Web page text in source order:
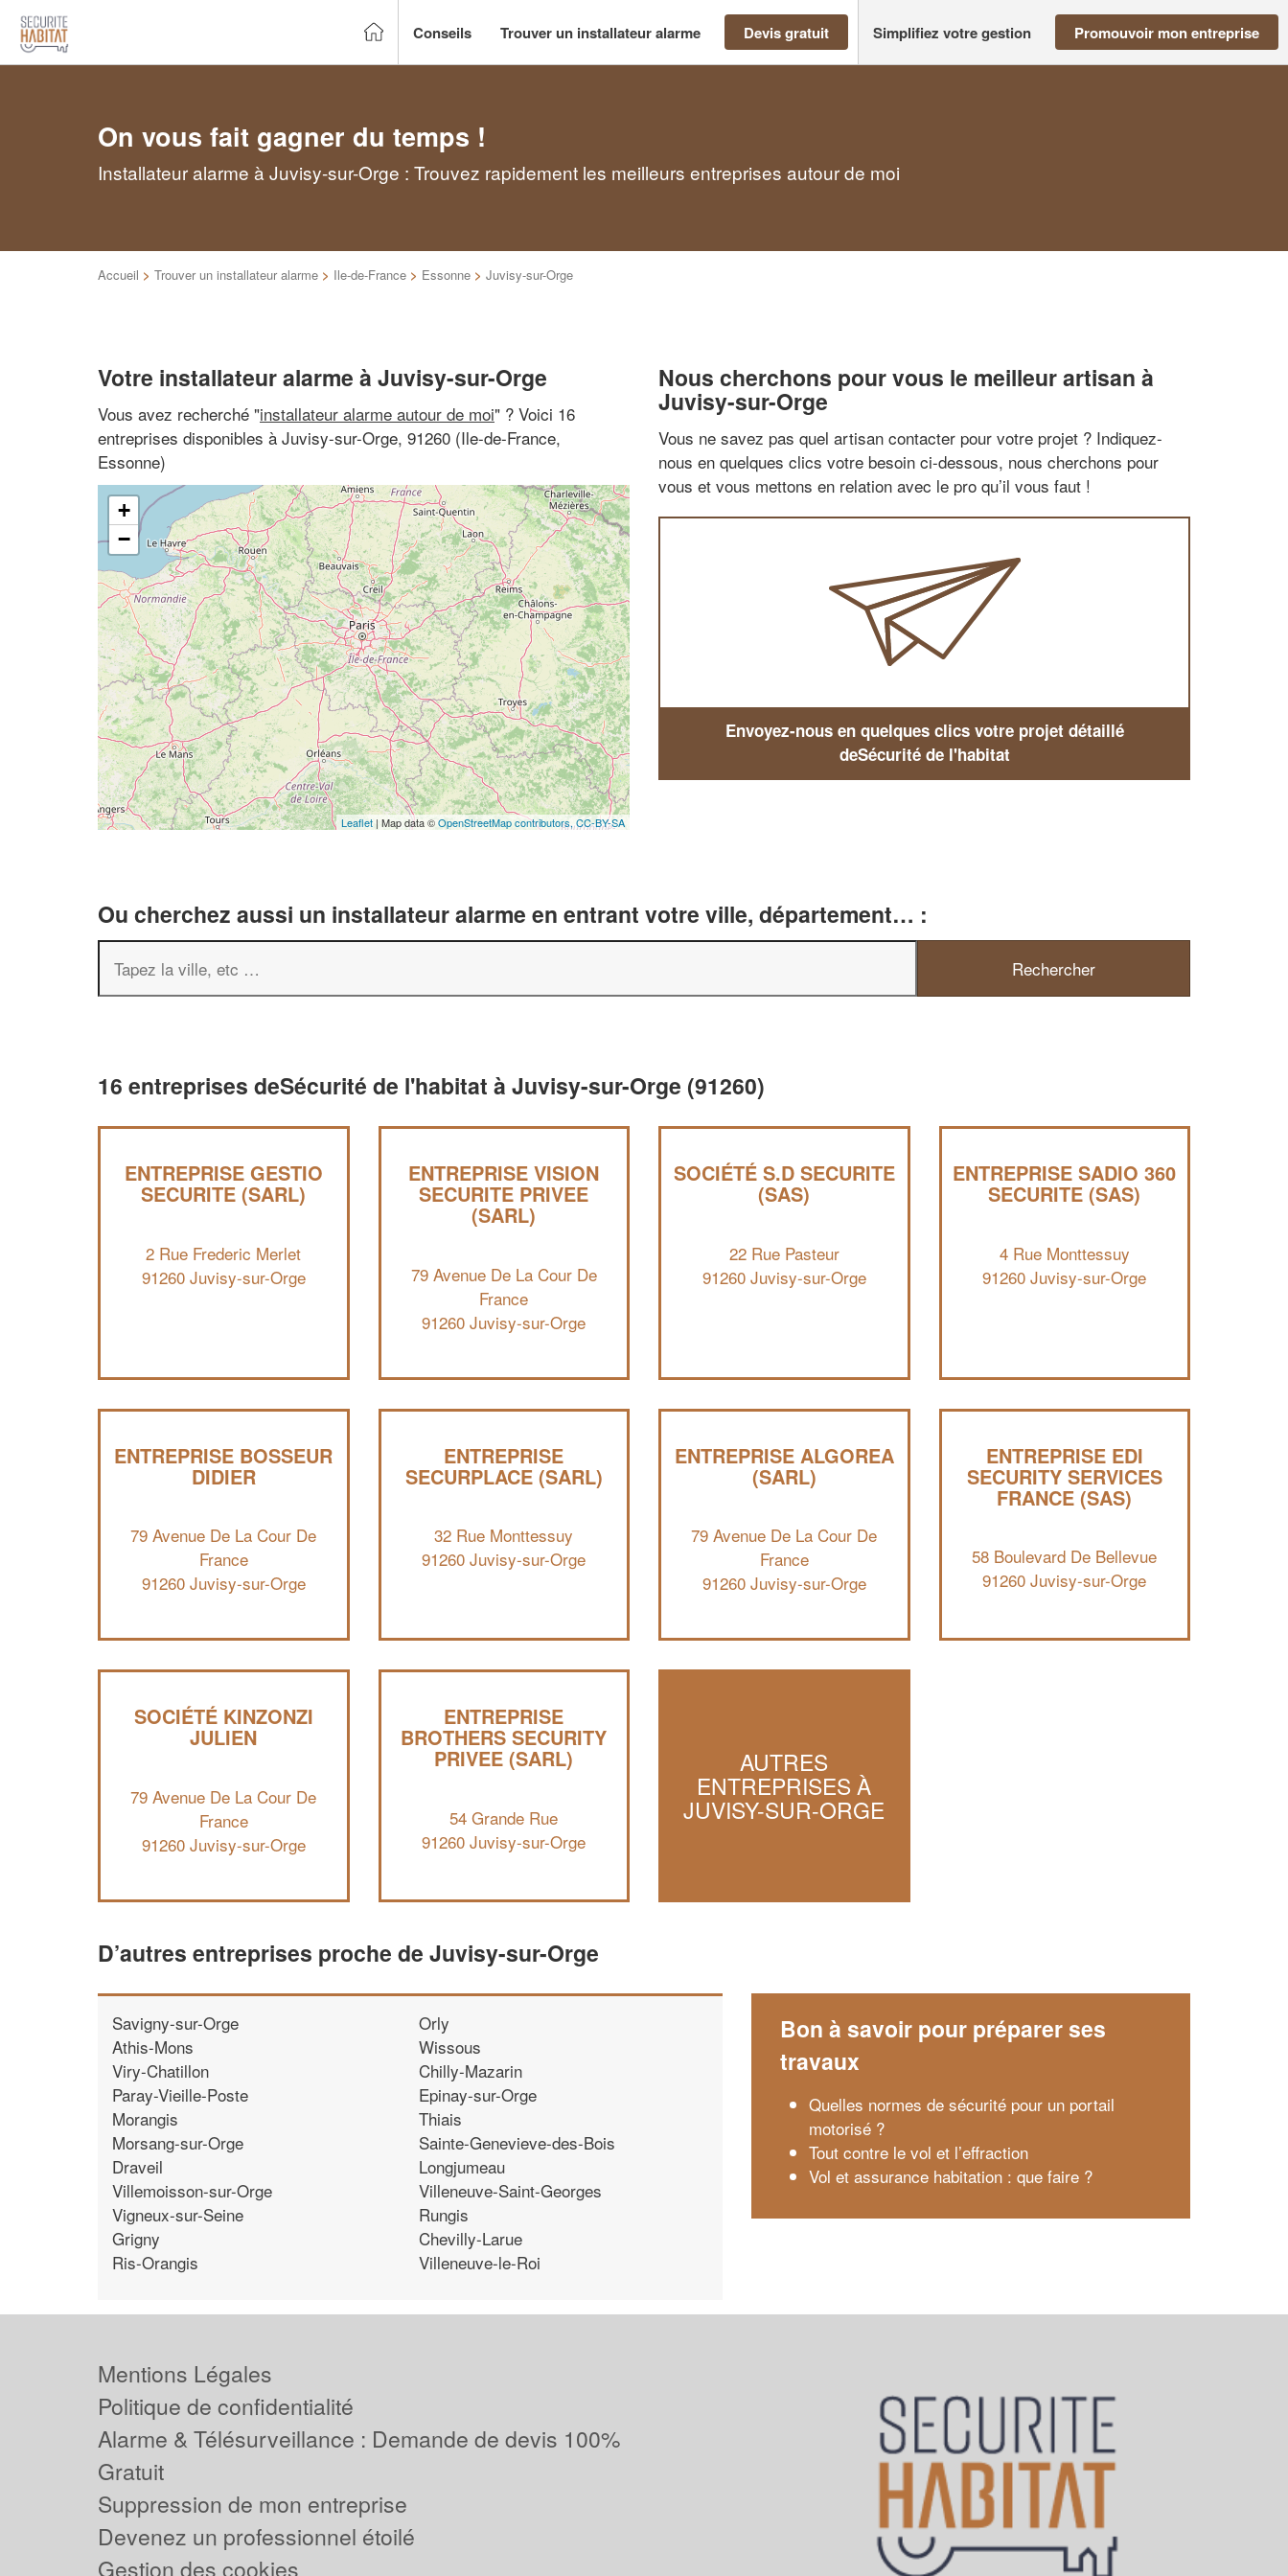
Conseils Trouver un installateur alarme Devis gratuit Simplifiez votre gestion Promouvoir mon entreprise
On vous fait gagner du temps !
Installateur alarme à Juvisy-sur-Orge : Trouvez rapidement les meilleurs entreprises autour de moi
Accueil > Trouver un installateur alarme > Ile-de-France > Essonne > Juvisy-sur-Orge
Votre installateur alarme à Juvisy-sur-Orge
Vous avez recherché "installateur alarme autour de moi" ? Voici 16
entreprises disponibles à Juvisy-sur-Orge, 91260 (Ile-de-France,
Essonne)
+
−
Leaflet | Map data ©OpenStreetMap contributors, CC-BY-SA
Nous cherchons pour vous le meilleur artisan à
Juvisy-sur-Orge
Vous ne savez pas quel artisan contacter pour votre projet ? Indiquez-
nous en quelques clics votre besoin ci-dessous, nous cherchons pour
vous et vous mettons en relation avec le pro qu’il vous faut !
Envoyez-nous en quelques clics votre projet détaillé
deSécurité de l'habitat
Ou cherchez aussi un installateur alarme en entrant votre ville, département… :
16 entreprises deSécurité de l'habitat à Juvisy-sur-Orge (91260)
ENTREPRISE GESTIO
SECURITE (SARL)
2 Rue Frederic Merlet
91260 Juvisy-sur-Orge
ENTREPRISE VISION
SECURITE PRIVEE
(SARL)
79 Avenue De La Cour De
France
91260 Juvisy-sur-Orge
SOCIÉTÉ S.D SECURITE
(SAS)
22 Rue Pasteur
91260 Juvisy-sur-Orge
ENTREPRISE SADIO 360
SECURITE (SAS)
4 Rue Monttessuy
91260 Juvisy-sur-Orge
ENTREPRISE BOSSEUR
DIDIER
79 Avenue De La Cour De
France
91260 Juvisy-sur-Orge
ENTREPRISE
SECURPLACE (SARL)
32 Rue Monttessuy
91260 Juvisy-sur-Orge
ENTREPRISE ALGOREA
(SARL)
79 Avenue De La Cour De
France
91260 Juvisy-sur-Orge
ENTREPRISE EDI
SECURITY SERVICES
FRANCE (SAS)
58 Boulevard De Bellevue
91260 Juvisy-sur-Orge
SOCIÉTÉ KINZONZI
JULIEN
79 Avenue De La Cour De
France
91260 Juvisy-sur-Orge
ENTREPRISE
BROTHERS SECURITY
PRIVEE (SARL)
54 Grande Rue
91260 Juvisy-sur-Orge
AUTRES
ENTREPRISES À
JUVISY-SUR-ORGE
D’autres entreprises proche de Juvisy-sur-Orge
Savigny-sur-Orge
Athis-Mons
Viry-Chatillon
Paray-Vieille-Poste
Morangis
Morsang-sur-Orge
Draveil
Villemoisson-sur-Orge
Vigneux-sur-Seine
Grigny
Ris-Orangis
Orly
Wissous
Chilly-Mazarin
Epinay-sur-Orge
Thiais
Sainte-Genevieve-des-Bois
Longjumeau
Villeneuve-Saint-Georges
Rungis
Chevilly-Larue
Villeneuve-le-Roi
Bon à savoir pour préparer ses
travaux
Quelles normes de sécurité pour un portail
motorisé ?
Tout contre le vol et l’effraction
Vol et assurance habitation : que faire ?
Vous êtes un
professionnel ?
nouveaux clients!
Mentions Légales
Politique de confidentialité
Alarme & Télésurveillance : Demande de devis 100%
Gratuit
Suppression de mon entreprise
Devenez un professionnel étoilé
Gestion des cookies